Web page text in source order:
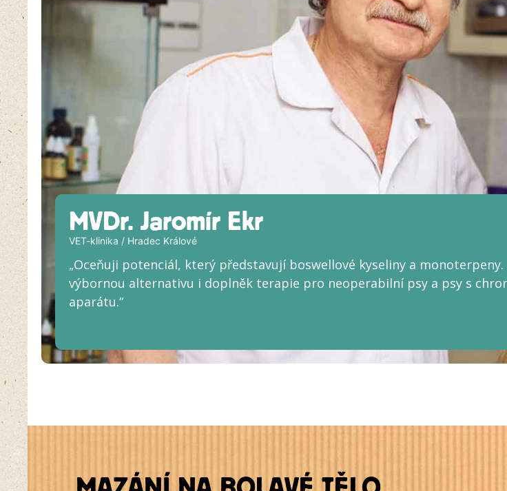
MVDr. Jaromír Ekr
VET-klinika / Hradec Králové
„Oceňuji potenciál, který představují boswellové kyseliny a monoterpeny.
výbornou alternativu i doplněk terapie pro neoperabilní psy a psy s
aparátu.“